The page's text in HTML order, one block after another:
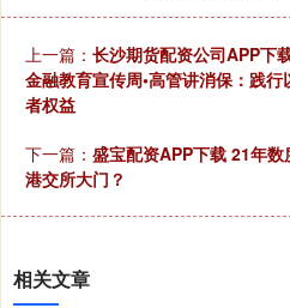
上一篇： 长沙期货配资公司APP下
金融教育宣传周•高管讲消保：践
者权益
下一篇： 盛宝配资APP下载 21年
港交所大门？
相关文章